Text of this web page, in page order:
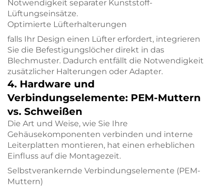
Notwendigkeit separater Kunststoff-
Lüftungseinsätze.
Optimierte Lüfterhalterungen
falls Ihr Design einen Lüfter erfordert, integrieren
Sie die Befestigungslöcher direkt in das
Blechmuster. Dadurch entfällt die Notwendigkeit
zusätzlicher Halterungen oder Adapter.
4. Hardware und
Verbindungselemente: PEM-Muttern
vs. Schweißen
Die Art und Weise, wie Sie Ihre
Gehäusekomponenten verbinden und interne
Leiterplatten montieren, hat einen erheblichen
Einfluss auf die Montagezeit.
Selbstverankernde Verbindungselemente (PEM-
Muttern)